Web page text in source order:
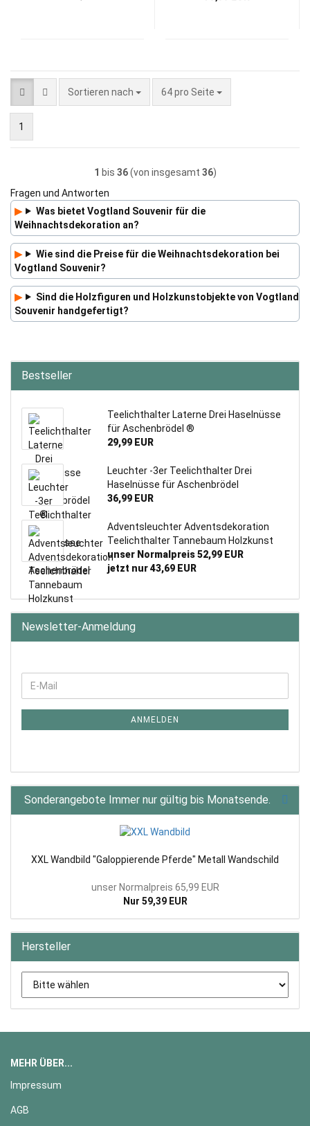
Sortieren nach
Sortieren nach 64 pro Seite
pro Seite
1
1 bis 36(von insgesamt 36)
Fragen und Antworten
Was bietet Vogtland Souvenir für die
Weihnachtsdekoration an?
Wie sind die Preise für die Weihnachtsdekoration bei
Vogtland Souvenir?
Sind die Holzfiguren und Holzkunstobjekte von Vogtland
Souvenir handgefertigt?
Bestseller
Teelichthalter Laterne Drei Haselnüsse
für Aschenbrödel ®
29,99 EUR
Leuchter -3er Teelichthalter Drei
Haselnüsse für Aschenbrödel
36,99 EUR
Adventsleuchter Adventsdekoration
Teelichthalter Tannebaum Holzkunst
unser Normalpreis 52,99 EUR
jetzt nur 43,69 EUR
Newsletter-Anmeldung
ZUR
E-
Mail
ANMELDEN
Sonderangebote Immer nur gültig bis Monatsende.
XXL Wandbild "Galoppierende Pferde" Metall Wandschild
unser Normalpreis 65,99 EUR
Nur 59,39 EUR
Hersteller
MEHR ÜBER...
Impressum
AGB